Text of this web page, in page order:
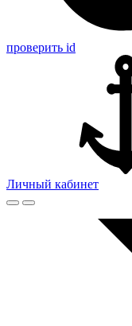
проверить id
Личный кабинет